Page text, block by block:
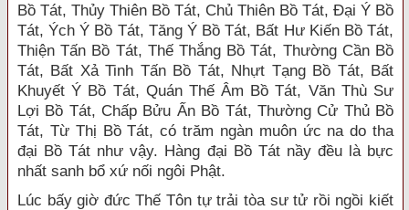
Bồ Tát, Thủy Thiên Bồ Tát, Chủ Thiên Bồ Tát, Đại Ý Bồ
Tát, Ých Ý Bồ Tát, Tăng Ý Bồ Tát, Bất Hư Kiến Bồ Tát,
Thiện Tấn Bồ Tát, Thế Thắng Bồ Tát, Thường Cần Bồ
Tát, Bất Xả Tinh Tấn Bồ Tát, Nhựt Tạng Bồ Tát, Bất
Khuyết Ý Bồ Tát, Quán Thế Âm Bồ Tát, Văn Thù Sư
Lợi Bồ Tát, Chấp Bửu Ấn Bồ Tát, Thường Cử Thủ Bồ
Tát, Từ Thị Bồ Tát, có trăm ngàn muôn ức na do tha
đại Bồ Tát như vậy. Hàng đại Bồ Tát nầy đều là bực
nhất sanh bổ xứ nối ngôi Phật.
Lúc bấy giờ đức Thế Tôn tự trải tòa sư tử rồi ngồi kiết